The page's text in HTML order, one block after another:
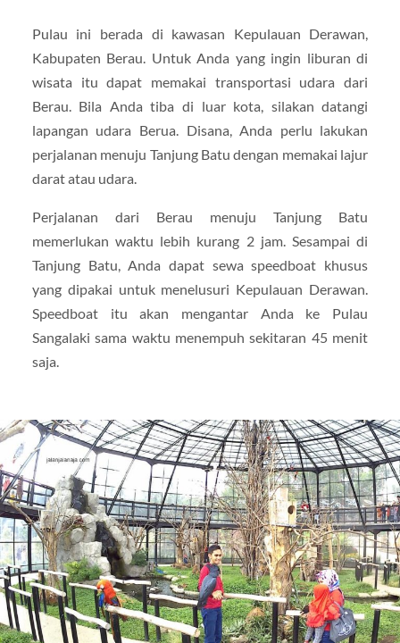
Pulau ini berada di kawasan Kepulauan Derawan,
Kabupaten Berau. Untuk Anda yang ingin liburan di
wisata itu dapat memakai transportasi udara dari
Berau. Bila Anda tiba di luar kota, silakan datangi
lapangan udara Berua. Disana, Anda perlu lakukan
perjalanan menuju Tanjung Batu dengan memakai lajur
darat atau udara.
Perjalanan dari Berau menuju Tanjung Batu
memerlukan waktu lebih kurang 2 jam. Sesampai di
Tanjung Batu, Anda dapat sewa speedboat khusus
yang dipakai untuk menelusuri Kepulauan Derawan.
Speedboat itu akan mengantar Anda ke Pulau
Sangalaki sama waktu menempuh sekitaran 45 menit
saja.